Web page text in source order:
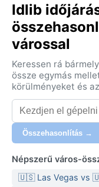
Az éghajlat a forró
Csa) tartozik.
nappali hőmérséklet
telek enyhék és
nappali maximumok
éjszakai fagyok
csapadék nagy
novembertől
magasabb,
nyárra vékony,
Idlib
várossal
Keressen rá
össze egymás
körülményeket és
Összehasonlítás →
Népszerű város-
🇺🇸 Las Vegas vs